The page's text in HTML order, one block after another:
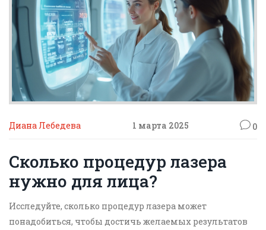
Диана Лебедева 1 марта 2025 0
Сколько процедур лазера
нужно для лица?
Исследуйте, сколько процедур лазера может
понадобиться, чтобы достичь желаемых результатов